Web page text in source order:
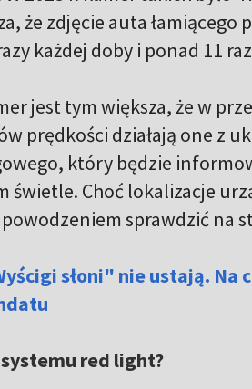
że zdjęcie auta łamiącego
każdej doby i ponad 11
jest tym większa, że w
prędkości działają one z
który będzie
świetle. Choć lokalizacje
sprawdzić na
słoni" nie ustają. Na
red light?